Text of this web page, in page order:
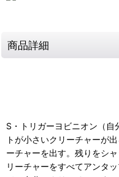
商品詳細
S・トリガーヨビニオン（自
トが小さいクリーチャーが
ーチャーを出す。残りをシ
リーチャーをすべてアンタ